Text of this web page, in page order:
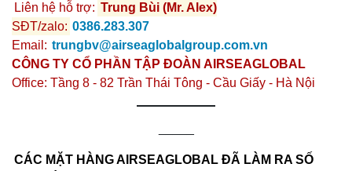
Liên hệ hỗ trợ: Trung Bùi (Mr. Alex)
SĐT/zalo: 0386.283.307
Email: trungbv@airseaglobalgroup.com.vn
CÔNG TY CỔ PHẦN TẬP ĐOÀN AIRSEAGLOBAL
Office: Tầng 8 - 82 Trần Thái Tông - Cầu Giấy - Hà Nội
CÁC MẶT HÀNG AIRSEAGLOBAL ĐÃ LÀM RA SỐ